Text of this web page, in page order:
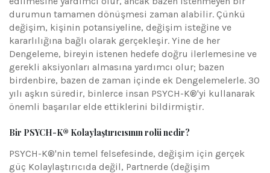
durumun tamamen dönüşmesi zaman alabilir. Çünkü
değişim, kişinin potansiyeline, değişim isteğine ve
kararlılığına bağlı olarak gerçekleşir. Yine de her
Dengeleme, bireyin istenen hedefe doğru ilerlemesine ve
gerekli aksiyonları almasına yardımcı olur; bazen
birdenbire, bazen de zaman içinde ek Dengelemelerle. 30
yılı aşkın süredir, binlerce insan PSYCH-K®'yi kullanarak
önemli başarılar elde ettiklerini bildirmiştir.
Bir PSYCH-K® Kolaylaştırıcısının rolü nedir?
PSYCH-K®'nin temel felsefesinde, değişim için gerçek
güç Kolaylaştırıcıda değil, Partnerde (değişim